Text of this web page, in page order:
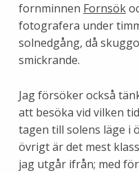
fornminnen Fornsök
fotografera under
solnedgång, då
smickrande.
Jag försöker också
att besöka vid vilken
tagen till solens läge i
övrigt är det mest
jag utgår ifrån; med